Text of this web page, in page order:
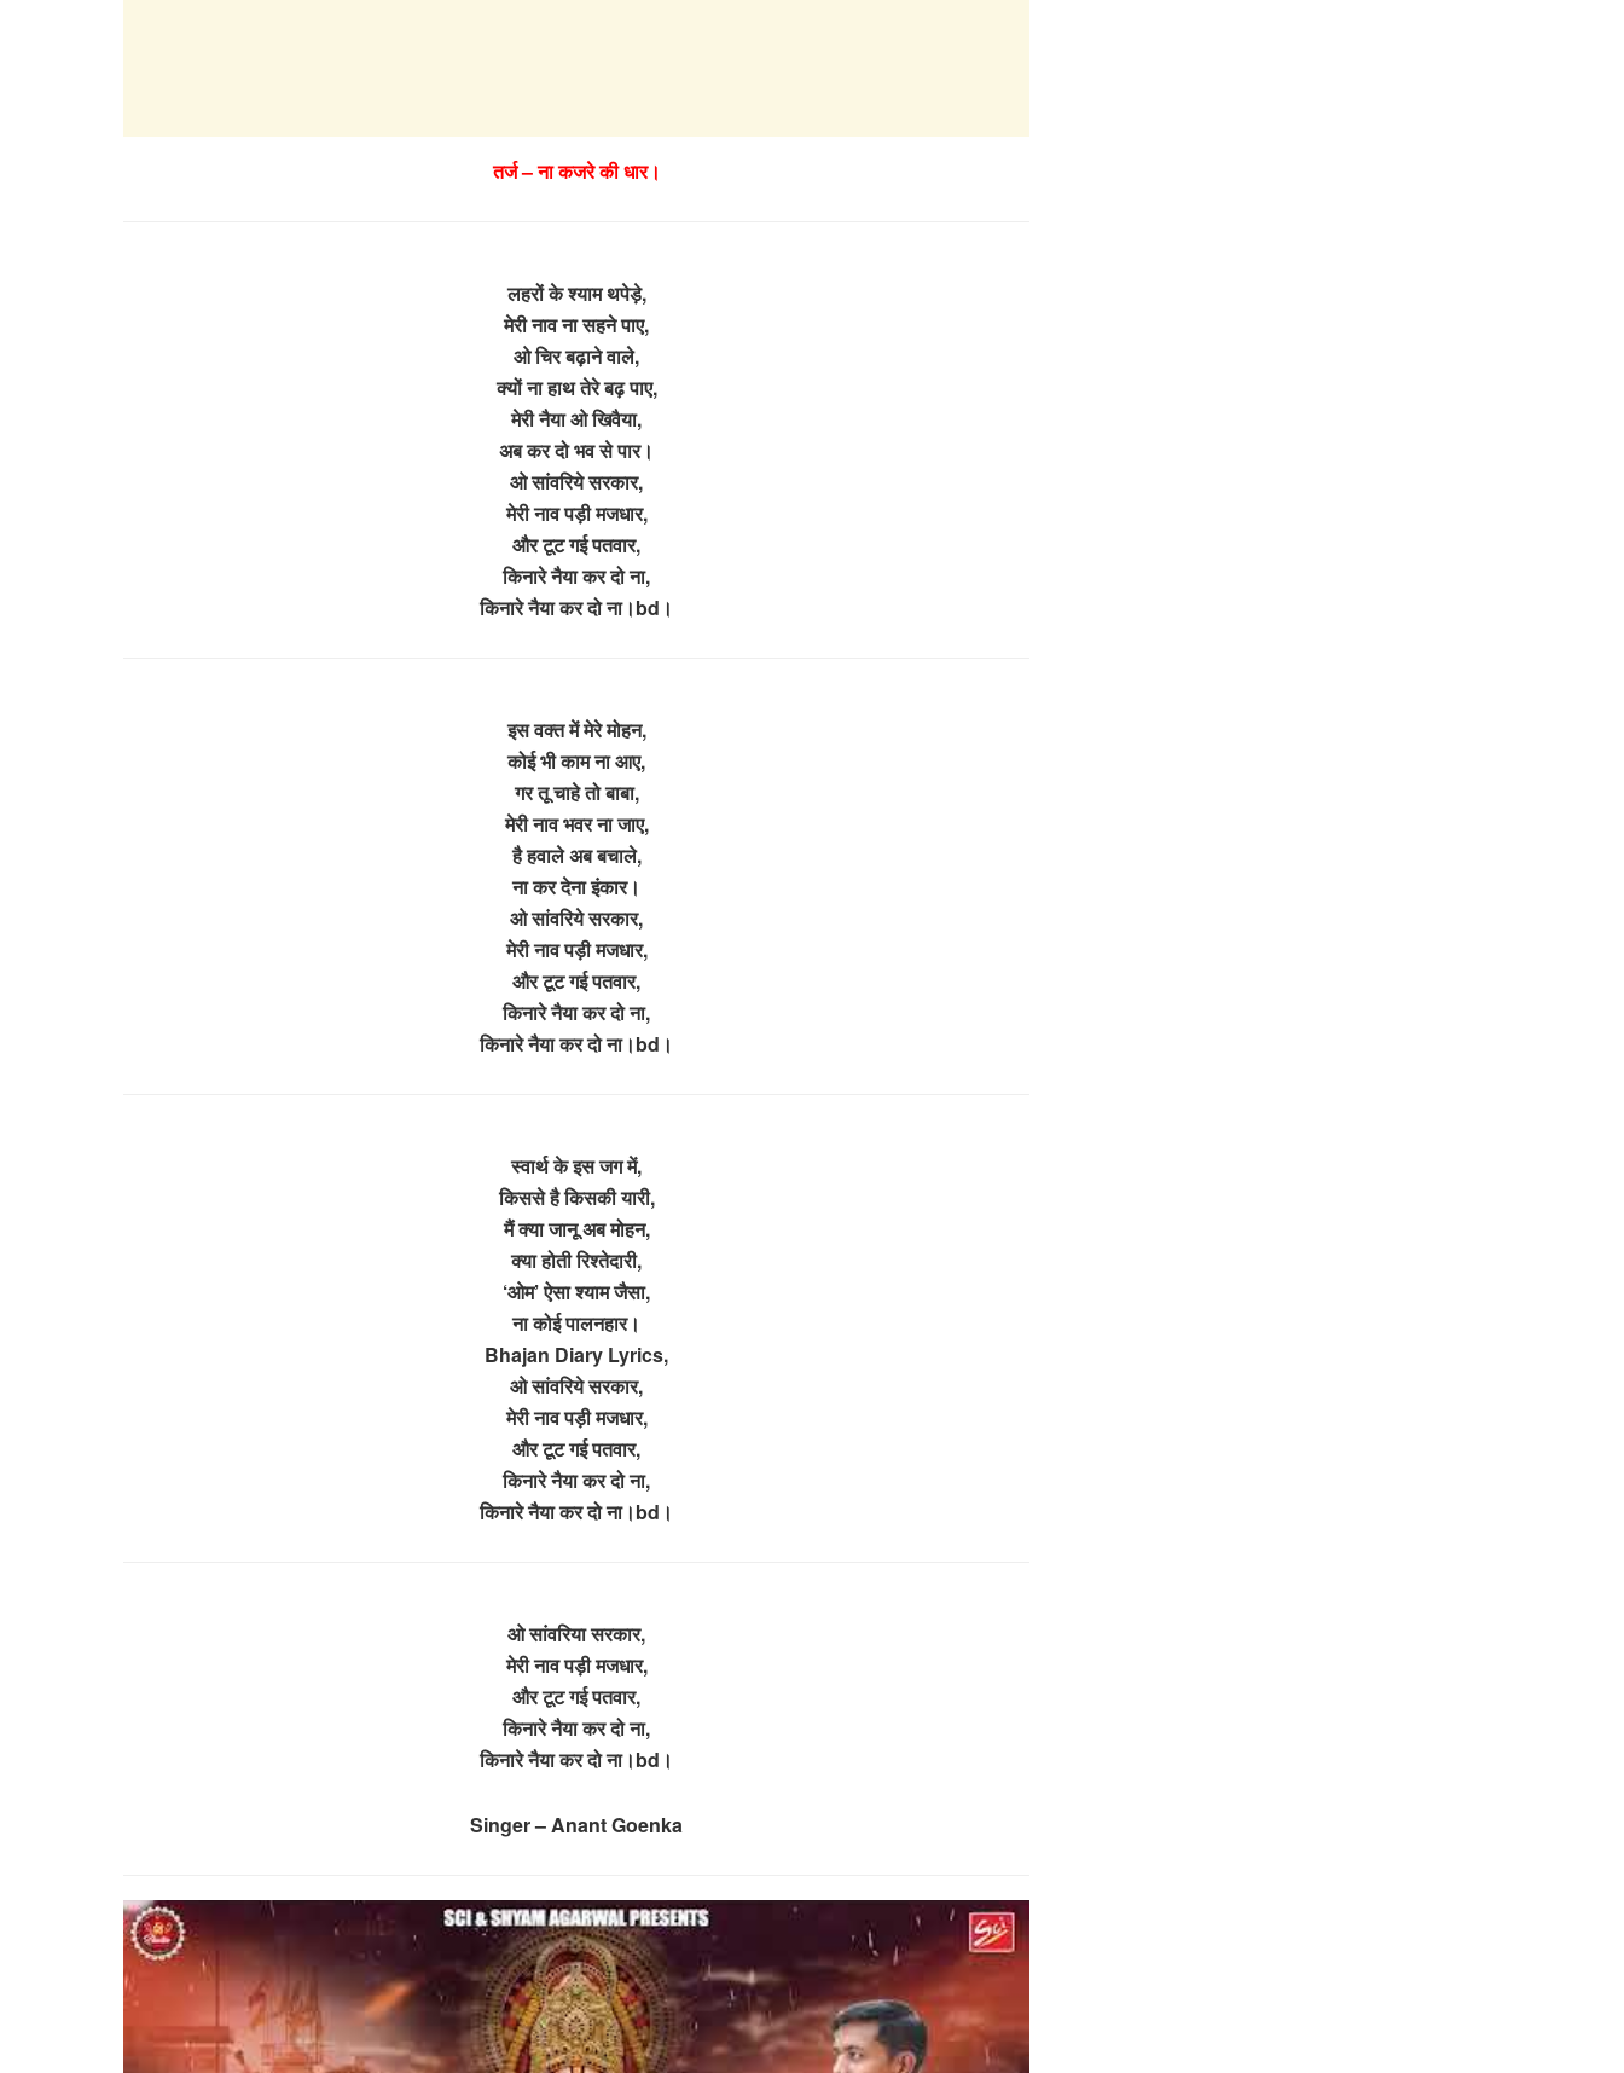
तर्ज – ना कजरे की धार।
लहरों के श्याम थपेड़े,
मेरी नाव ना सहने पाए,
ओ चिर बढ़ाने वाले,
क्यों ना हाथ तेरे बढ़ पाए,
मेरी नैया ओ खिवैया,
अब कर दो भव से पार।
ओ सांवरिये सरकार,
मेरी नाव पड़ी मजधार,
और टूट गई पतवार,
किनारे नैया कर दो ना,
किनारे नैया कर दो ना।bd।
इस वक्त में मेरे मोहन,
कोई भी काम ना आए,
गर तू चाहे तो बाबा,
मेरी नाव भवर ना जाए,
है हवाले अब बचाले,
ना कर देना इंकार।
ओ सांवरिये सरकार,
मेरी नाव पड़ी मजधार,
और टूट गई पतवार,
किनारे नैया कर दो ना,
किनारे नैया कर दो ना।bd।
स्वार्थ के इस जग में,
किससे है किसकी यारी,
मैं क्या जानू अब मोहन,
क्या होती रिश्तेदारी,
‘ओम’ ऐसा श्याम जैसा,
ना कोई पालनहार।
Bhajan Diary Lyrics,
ओ सांवरिये सरकार,
मेरी नाव पड़ी मजधार,
और टूट गई पतवार,
किनारे नैया कर दो ना,
किनारे नैया कर दो ना।bd।
ओ सांवरिया सरकार,
मेरी नाव पड़ी मजधार,
और टूट गई पतवार,
किनारे नैया कर दो ना,
किनारे नैया कर दो ना।bd।
Singer – Anant Goenka